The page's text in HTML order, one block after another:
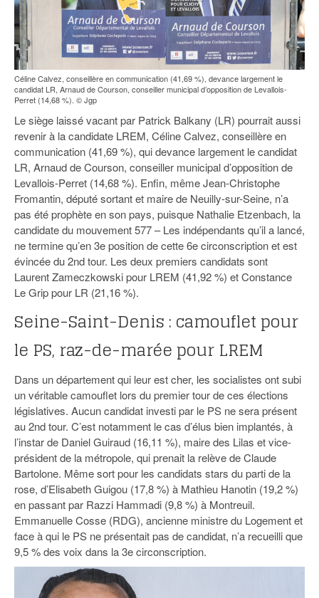
Céline Calvez, conseillère en communication (41,69 %), devance largement le
candidat LR, Arnaud de Courson, conseiller municipal d’opposition de Levallois-
Perret (14,68 %). © Jgp
Le siège laissé vacant par Patrick Balkany (LR) pourrait aussi
revenir à la candidate LREM, Céline Calvez, conseillère en
communication (41,69 %), qui devance largement le candidat
LR, Arnaud de Courson, conseiller municipal d’opposition de
Levallois-Perret (14,68 %). Enfin, même Jean-Christophe
Fromantin, député sortant et maire de Neuilly-sur-Seine, n’a
pas été prophète en son pays, puisque Nathalie Etzenbach, la
candidate du mouvement 577 – Les indépendants qu’il a lancé,
ne termine qu’en 3e position de cette 6e circonscription et est
évincée du 2nd tour. Les deux premiers candidats sont
Laurent Zameczkowski pour LREM (41,92 %) et Constance
Le Grip pour LR (21,16 %).
Seine-Saint-Denis : camouflet pour
le PS, raz-de-marée pour LREM
Dans un département qui leur est cher, les socialistes ont subi
un véritable camouflet lors du premier tour de ces élections
législatives. Aucun candidat investi par le PS ne sera présent
au 2nd tour. C’est notamment le cas d’élus bien implantés, à
l’instar de Daniel Guiraud (16,11 %), maire des Lilas et vice-
président de la métropole, qui prenait la relève de Claude
Bartolone. Même sort pour les candidats stars du parti de la
rose, d’Elisabeth Guigou (17,8 %) à Mathieu Hanotin (19,2 %)
en passant par Razzi Hammadi (9,8 %) à Montreuil.
Emmanuelle Cosse (RDG), ancienne ministre du Logement et
face à qui le PS ne présentait pas de candidat, n’a recueilli que
9,5 % des voix dans la 3e circonscription.